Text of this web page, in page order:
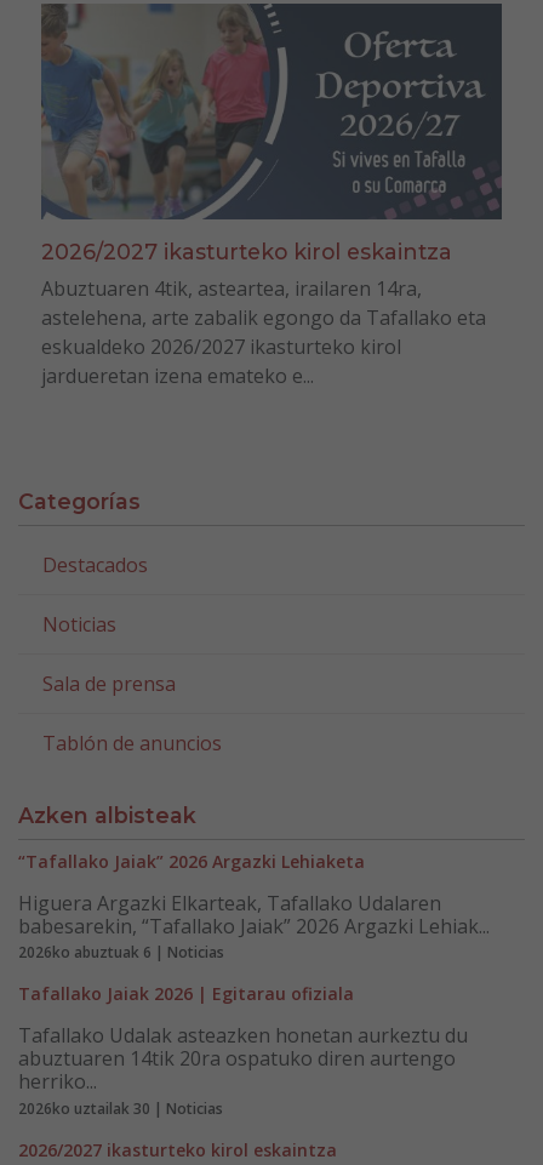
2026/2027 ikasturteko kirol eskaintza
Abuztuaren 4tik, asteartea, irailaren 14ra,
astelehena, arte zabalik egongo da Tafallako eta
eskualdeko 2026/2027 ikasturteko kirol
jardueretan izena emateko e...
Categorías
Destacados
Noticias
Sala de prensa
Tablón de anuncios
Azken albisteak
“Tafallako Jaiak” 2026 Argazki Lehiaketa
Higuera Argazki Elkarteak, Tafallako Udalaren
babesarekin, “Tafallako Jaiak” 2026 Argazki Lehiak...
2026ko abuztuak 6 | Noticias
Tafallako Jaiak 2026 | Egitarau ofiziala
Tafallako Udalak asteazken honetan aurkeztu du
abuztuaren 14tik 20ra ospatuko diren aurtengo
herriko...
2026ko uztailak 30 | Noticias
2026/2027 ikasturteko kirol eskaintza